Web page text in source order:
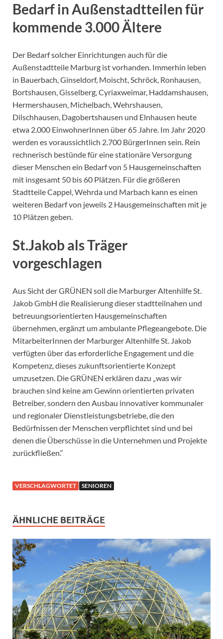
Bedarf in Außenstadtteilen für
kommende 3.000 Ältere
Der Bedarf solcher Einrichtungen auch für die
Außenstadtteile Marburg ist vorhanden. Immerhin leben
in Bauerbach, Ginseldorf, Moischt, Schröck, Ronhausen,
Bortshausen, Gisselberg, Cyriaxweimar, Haddamshausen,
Hermershausen, Michelbach, Wehrshausen,
Dilschhausen, Dagobertshausen und Elnhausen heute
etwa 2.000 EinwohnerInnen über 65 Jahre. Im Jahr 2020
werden es voraussichtlich 2.700 BürgerInnen sein. Rein
rechnerisch bestünde für eine stationäre Versorgung
dieser Menschen ein Bedarf von 5 Hausgemeinschaften
mit insgesamt 50 bis 60 Plätzen. Für die größeren
Stadtteile Cappel, Wehrda und Marbach kann es einen
weiteren Bedarf von jeweils 2 Hausgemeinschaften mit je
10 Plätzen geben.
St.Jakob als Träger
vorgeschlagen
Aus Sicht der GRÜNEN soll die Marburger Altenhilfe St.
Jakob GmbH die Realisierung dieser stadtteilnahen und
betreuungsorientierten Hausgemeinschaften
übernehmen, ergänzt um ambulante Pflegeangebote. Die
MitarbeiterInnen der Marburger Altenhilfe St. Jakob
verfügten über das erforderliche Engagement und die
Kompetenz, dieses zukunftsorientierte Konzept
umzusetzen. Die GRÜNEN erklären dazu „was wir
brauchen sind keine am Gewinn orientierten privaten
Betreiber, sondern den Ausbau innovativer kommunaler
und regionaler Dienstleistungsbetriebe, die den
Bedürfnissen der Menschen verpflichtet sind und bei
denen die Überschüsse in die Unternehmen und Projekte
zurückfließen.“
VERSCHLAGWORTET SENIOREN
ÄHNLICHE BEITRÄGE